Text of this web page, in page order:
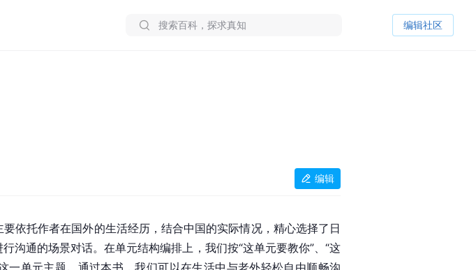
编辑社区
编辑
依托作者在国外的生活经历，结合中国的实际情况，精心选择了日
沟通的场景对话。在单元结构编排上，我们按“这单元要教你”、“这
一单元主题。通过本书，我们可以在生活中与老外轻松自由顺畅沟